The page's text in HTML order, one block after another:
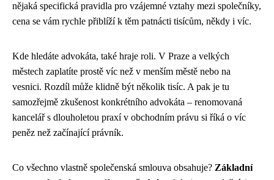
nějaká specifická pravidla pro vzájemné vztahy mezi společníky,
cena se vám rychle přiblíží k těm patnácti tisícům, někdy i víc.
Kde hledáte advokáta, také hraje roli. V Praze a velkých
městech zaplatíte prostě víc než v menším městě nebo na
vesnici. Rozdíl může klidně být několik tisíc. A pak je tu
samozřejmě zkušenost konkrétního advokáta – renomovaná
kancelář s dlouholetou praxí v obchodním právu si říká o víc
peněz než začínající právník.
Co všechno vlastně společenská smlouva obsahuje? Základní